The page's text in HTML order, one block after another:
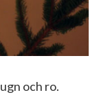
och ro.